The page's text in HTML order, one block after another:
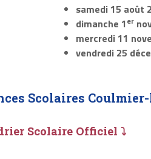
samedi 15 août
dimanche 1er
mercredi 11
vendredi 25
Scolaires Coulmier-
Scolaire Officiel ⤵